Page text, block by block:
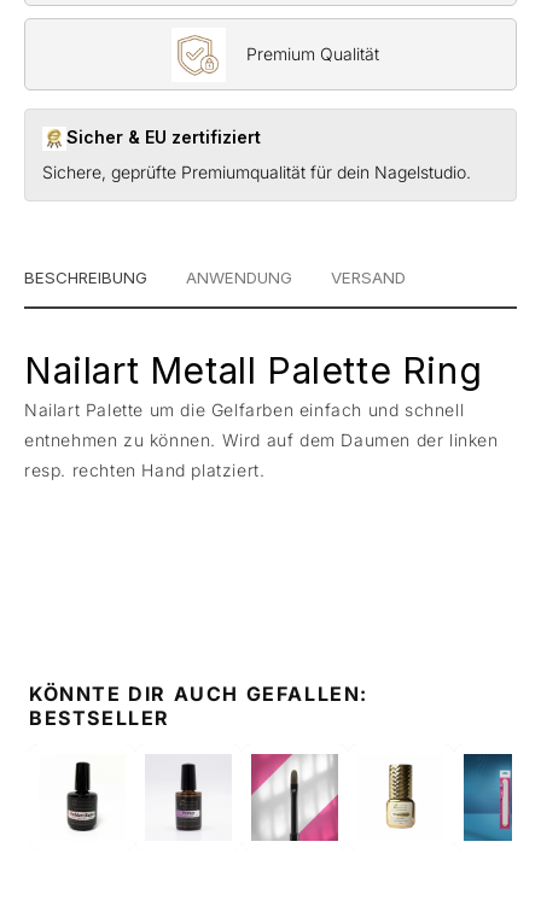
Premium Qualität
Sicher & EU zertifiziert
Sichere, geprüfte Premiumqualität für dein Nagelstudio.
BESCHREIBUNG ANWENDUNG VERSAND
Nailart Metall Palette Ring
Nailart Palette um die Gelfarben einfach und schnell
entnehmen zu können. Wird auf dem Daumen der linken
resp. rechten Hand platziert.
KÖNNTE DIR AUCH GEFALLEN:
BESTSELLER